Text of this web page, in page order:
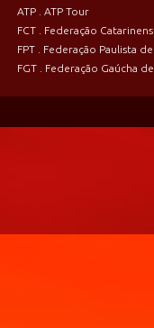
ATP . ATP Tour
FCT . Federação
FPT . Federação Paulista
FGT . Federação Gaúcha